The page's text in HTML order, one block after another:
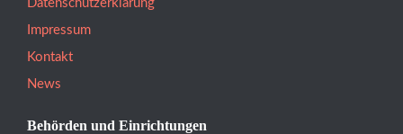
Datenschutzerklärung
Impressum
Kontakt
News
Behörden und Einrichtungen